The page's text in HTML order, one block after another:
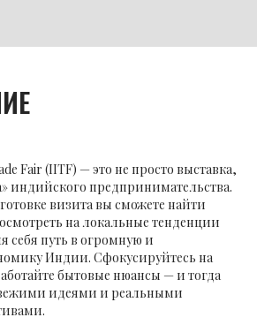
Fair (IITF) — это не просто выставка,
индийского предпринимательства.
визита вы сможете найти
на локальные тенденции
себя путь в огромную и
Индии. Сфокусируйтесь на
бытовые нюансы — и тогда
идеями и реальными